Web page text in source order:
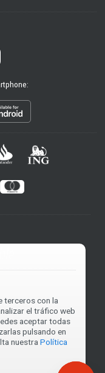
terceros con la
el tráfico web
aceptar todas
pulsando en
nuestra Política